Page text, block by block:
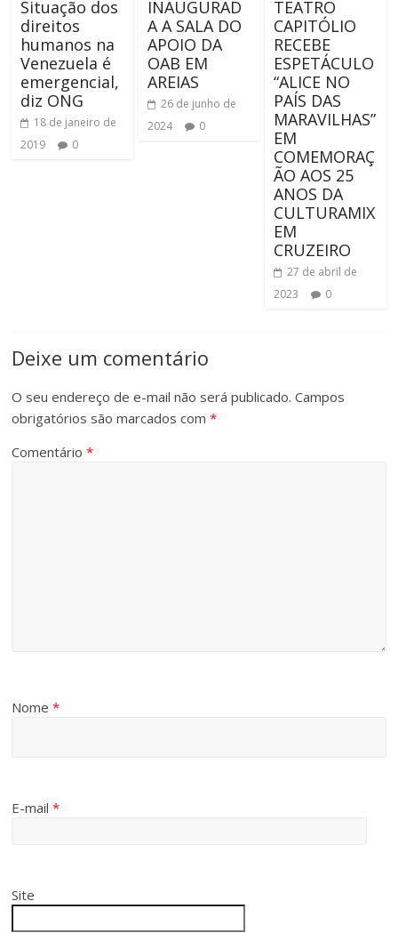
Situação dos
direitos
humanos na
Venezuela é
emergencial,
diz ONG
18 de janeiro de
2019
0
INAUGURAD
A A SALA DO
APOIO DA
OAB EM
AREIAS
26 de junho de
2024
0
TEATRO
CAPITÓLIO
RECEBE
ESPETÁCULO
“ALICE NO
PAÍS DAS
MARAVILHAS”
EM
COMEMORAÇ
ÃO AOS 25
ANOS DA
CULTURAMIX
EM
CRUZEIRO
27 de abril de
2023
0
Deixe um comentário
O seu endereço de e-mail não será publicado. Campos
obrigatórios são marcados com*
Comentário*
Nome*
E-mail*
Site